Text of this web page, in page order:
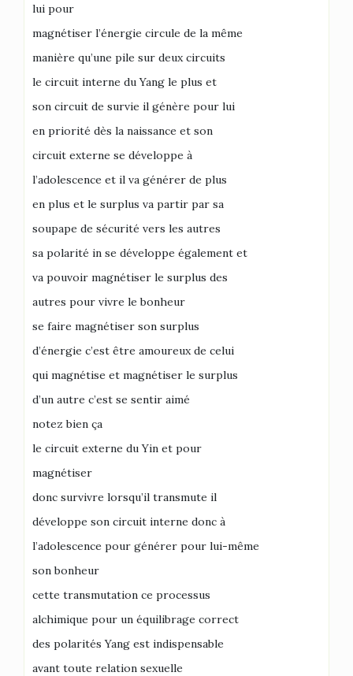
lui pour
magnétiser l’énergie circule de la même
manière qu’une pile sur deux circuits
le circuit interne du Yang le plus et
son circuit de survie il génère pour lui
en priorité dès la naissance et son
circuit externe se développe à
l’adolescence et il va générer de plus
en plus et le surplus va partir par sa
soupape de sécurité vers les autres
sa polarité in se développe également et
va pouvoir magnétiser le surplus des
autres pour vivre le bonheur
se faire magnétiser son surplus
d’énergie c’est être amoureux de celui
qui magnétise et magnétiser le surplus
d’un autre c’est se sentir aimé
notez bien ça
le circuit externe du Yin et pour
magnétiser
donc survivre lorsqu’il transmute il
développe son circuit interne donc à
l’adolescence pour générer pour lui-même
son bonheur
cette transmutation ce processus
alchimique pour un équilibrage correct
des polarités Yang est indispensable
avant toute relation sexuelle